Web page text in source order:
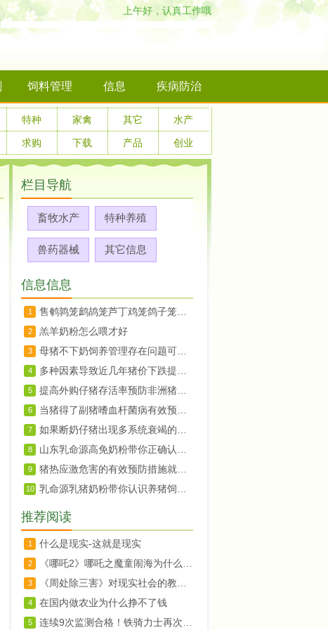
上午好，认真工作哦
饲料管理 信息 疾病防治
特种 家禽 其它 水产
求购 下载 产品 创业
栏目导航
畜牧水产 特种养殖
兽药器械 其它信息
信息信息
1
2 羔羊奶粉怎么喂才好
3
4
5
6
7
8
9
10
推荐阅读
1 什么是现实-这就是现实
2
3
4 在国内做农业为什么挣不了钱
5